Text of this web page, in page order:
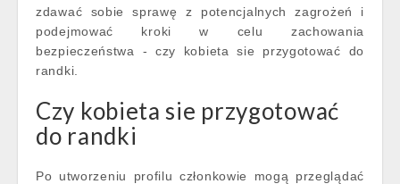
zdawać sobie sprawę z potencjalnych zagrożeń i
podejmować kroki w celu zachowania
bezpieczeństwa - czy kobieta sie przygotować do
randki.
Czy kobieta sie przygotować
do randki
Po utworzeniu profilu członkowie mogą przeglądać